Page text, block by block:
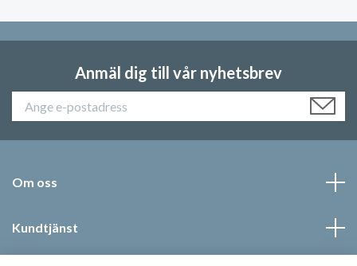
Anmäl dig till vår nyhetsbrev
Om oss
Kundtjänst